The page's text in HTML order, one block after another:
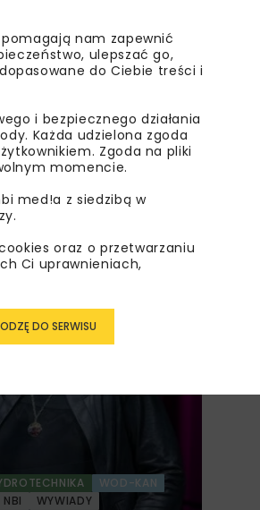
SŁAWOMIREM PŁYSIEM,
KELLER POLSKA SP. Z O.O.
geotechniczne
Polski
WOD-KAN
WYWIADY
nam zapewnić
ulepszać go,
do Ciebie treści i
i bezpiecznego działania
Każda udzielona zgoda
Zgoda na pliki
momencie.
med!a z siedzibą w
oraz o przetwarzaniu
Ci uprawnieniach,
DO SERWISU